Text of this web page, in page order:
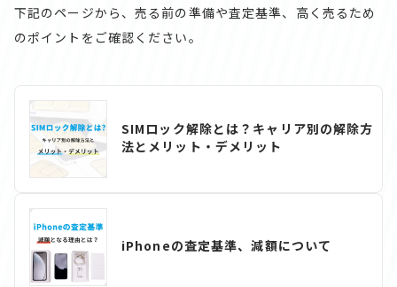
下記のページから、売る前の準備や査定基準、高く売るため
のポイントをご確認ください。
SIMロック解除とは？キャリア別の解除方
法とメリット・デメリット
iPhoneの査定基準、減額について